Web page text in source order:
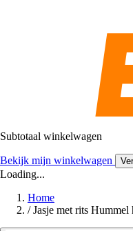
Subtotaal winkelwagen
Bekijk mijn winkelwagen
Loading...
Home
/ Jasje met rits